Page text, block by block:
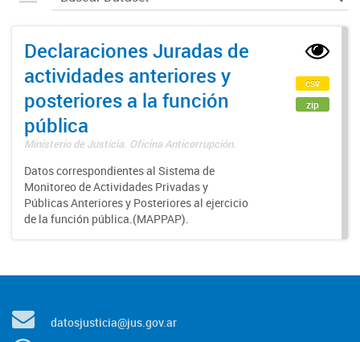
Declaraciones Juradas de
actividades anteriores y
posteriores a la función
pública
Ministerio de Justicia. Oficina Anticorrupción.
Datos correspondientes al Sistema de
Monitoreo de Actividades Privadas y
Públicas Anteriores y Posteriores al ejercicio
de la función pública.(MAPPAP).
csv
zip
datosjusticia@jus.gov.ar